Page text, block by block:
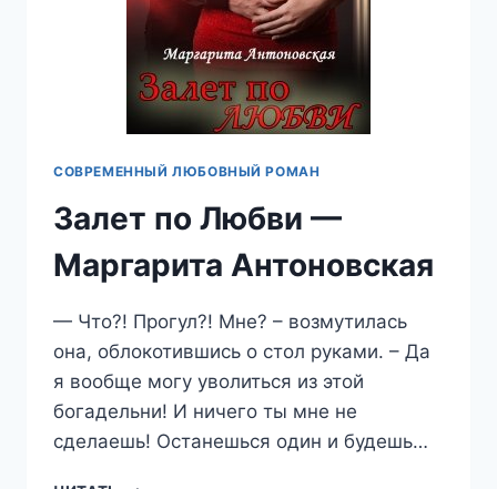
СОВРЕМЕННЫЙ ЛЮБОВНЫЙ РОМАН
Залет по Любви —
Маргарита Антоновская
— Что?! Прогул?! Мне? – возмутилась
она, облокотившись о стол руками. – Да
я вообще могу уволиться из этой
богадельни! И ничего ты мне не
сделаешь! Останешься один и будешь…